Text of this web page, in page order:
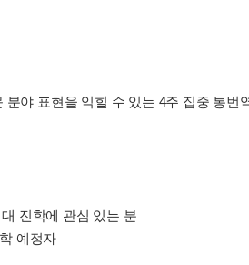
야 표현을 익힐 수 있는 4주 집중 통번
진학에 관심 있는 분
예정자